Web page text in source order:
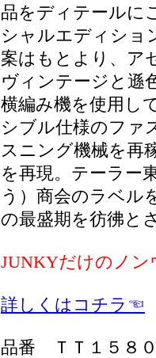
品をディテールに
シャルエディショ
案はもとより、ア
ヴィンテージと遜
横編み機を使用し
シブル仕様のファ
スニング機械を再
を再現。テーラー
う）商会のラベル
の最盛期を彷彿と
JUNKYだけのノ
詳しくはコチラ☜
品番 ＴＴ１５８０